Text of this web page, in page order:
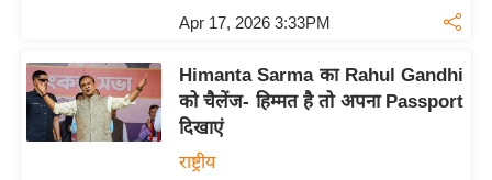
Apr 17, 2026 3:33PM
Himanta Sarma का Rahul Gandhi
को चैलेंज- हिम्मत है तो अपना Passport
दिखाएं
राष्ट्रीय